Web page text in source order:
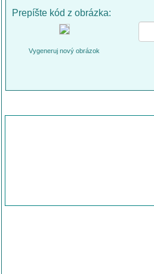
Prepíšte kód z obrázka:
Vygeneruj nový obrázok